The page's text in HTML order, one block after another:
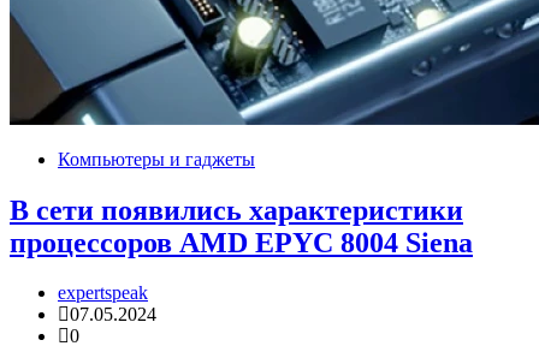
Компьютеры и гаджеты
В сети появились характеристики
процессоров AMD EPYC 8004 Siena
expertspeak
07.05.2024
0